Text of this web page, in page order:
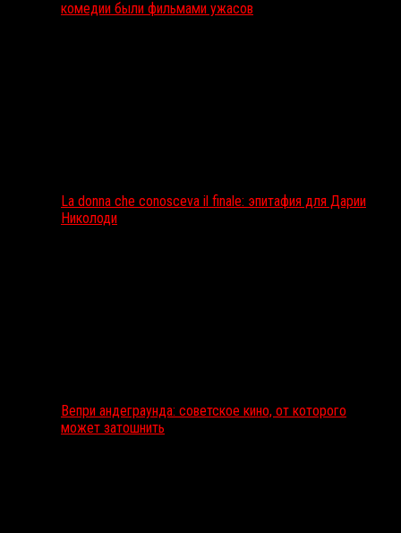
комедии были фильмами ужасов
La donna che conosceva il finale: эпитафия для Дарии
Николоди
Вепри андеграунда: советское кино, от которого
может затошнить